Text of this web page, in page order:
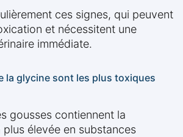
ces signes, qui peuvent
et nécessitent une
immédiate.
la glycine sont les plus toxiques
gousses contiennent la
élevée en substances